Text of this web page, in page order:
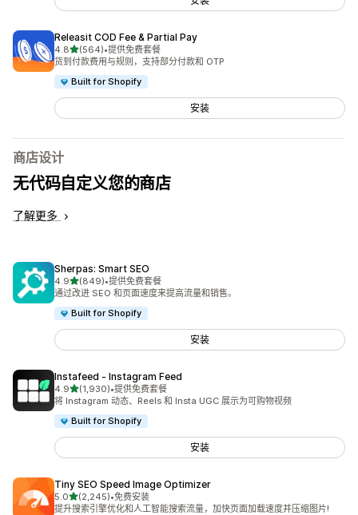
Releasit COD Fee & Partial Pay
4.8星（满分 5 星）
(564)
总共 564 条评论
•提供免费套餐
货到付款费用与规则，支持部分付款和 OTP
Built for Shopify
安装
商店设计
无代码自定义您的商店
了解更多
Sherpas: Smart SEO
4.9星（满分 5 星）
(849)
总共 849 条评论
•提供免费套餐
通过改进 SEO 和页面速度来提高流量和销售。
Built for Shopify
安装
Instafeed ‑ Instagram Feed
4.9星（满分 5 星）
(1,930)
总共 1930 条评论
•提供免费套餐
将 Instagram 动态、Reels 和 Insta UGC 展示为可购物视频
Built for Shopify
安装
Tiny SEO Speed Image Optimizer
5.0星（满分 5 星）
(2,245)
总共 2245 条评论
•免费安装
提升搜索引擎优化和人工智能搜索流量，加快页面加载速度并压缩图片!